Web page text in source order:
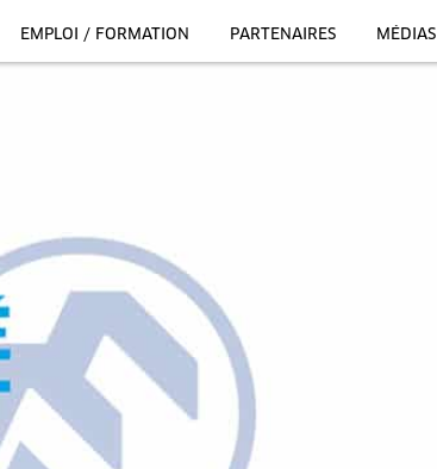
EMPLOI / FORMATION PARTENAIRES MÉDIAS